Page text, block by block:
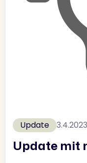
Update
3.4.2023
Update mit